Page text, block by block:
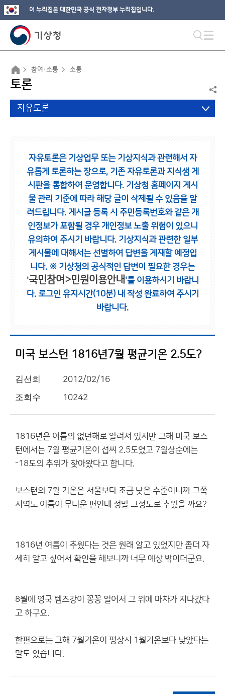
이 누리집은 대한민국 공식 전자정부 누리집입니다.
참여·소통 소통
토론
자유토론
자유토론은 기상업무 또는 기상지식과 관련해서 자
유롭게 토론하는 장으로, 기존 자유토론과 지식샘 게
시판을 통합하여 운영합니다. 기상청 홈페이지 게시
물 관리 기준에 따라 해당 글이 삭제될 수 있음을 알
려드립니다. 게시글 등록 시 주민등록번호와 같은 개
인정보가 포함될 경우 개인정보 노출 위험이 있으니
유의하여 주시기 바랍니다. 기상지식과 관련한 일부
게시물에 대해서는 선별하여 답변을 게재할 예정입
니다. ※ 기상청의 공식적인 답변이 필요한 경우는
'국민참여>민원이용안내 '를 이용하시기 바랍니
다. 로그인 유지시간(10분) 내 작성 완료하여 주시기
바랍니다.
미국 보스턴 1816년7월 평균기온 2.5도?
김선희 2012/02/16
조회수 10242
1816년은 여름의 없던해로 알려져 있지만 그해 미국 보스
턴에서는 7월 평균기온이 섭씨 2.5도였고 7월상순에는
-18도의 추위가 찾아왔다고 합니다.
보스턴의 7월 기온은 서울보다 조금 낮은 수준이니까 그쪽
지역도 여름이 무더운 편인데 정말 그정도로 추웠을 까요?
1816년 여름이 추웠다는 것은 원래 알고 있었지만 좀더 자
세히 알고 싶어서 확인을 해보니까 너무 예상 밖이더군요.
8월에 영국 템즈강이 꽁꽁 얼어서 그 위에 마차가 지나갔다
고 하구요.
한편으로는 그해 7월기온이 평상시 1월기온보다 낮았다는
말도 있습니다.